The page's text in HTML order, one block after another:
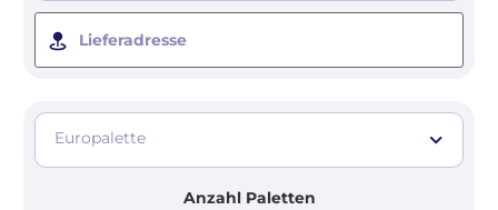
Lieferadresse
Europalette
Anzahl Paletten